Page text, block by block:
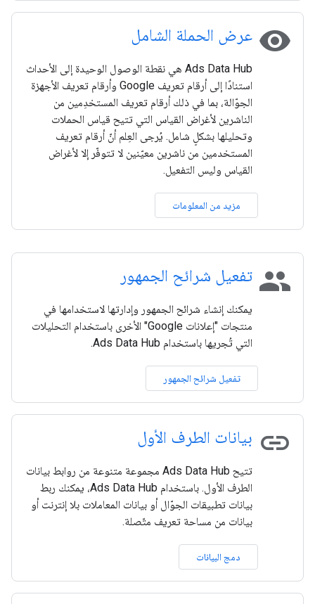
visibility عرض الحملة الشامل
Ads Data Hub هي نقطة الوصول الوحيدة إلى الأحداث
استنادًا إلى أرقام تعريف Google وأرقام تعريف الأجهزة
الجوّالة، بما في ذلك أرقام تعريف المستخدِمين من
الناشرين لأغراض القياس التي تتيح قياس الحملات
وتحليلها بشكلٍ شامل. يُرجى العِلم أنّ أرقام تعريف
المستخدمين من ناشرين معيّنين لا تتوفّر إلا لأغراض
القياس وليس التفعيل.
مزيد من المعلومات
people تفعيل شرائح الجمهور
يمكنك إنشاء شرائح الجمهور وإدارتها لاستخدامها في
منتجات "إعلانات Google" الأخرى باستخدام التحليلات
التي تُجريها باستخدام Ads Data Hub.
تفعيل شرائح الجمهور
link بيانات الطرف الأول
تتيح Ads Data Hub مجموعة متنوعة من روابط بيانات
الطرف الأول. باستخدام Ads Data Hub، يمكنك ربط
بيانات تطبيقات الجوّال أو بيانات المعاملات بلا إنترنت أو
بيانات من مساحة تعريف متّصلة.
دمج البيانات